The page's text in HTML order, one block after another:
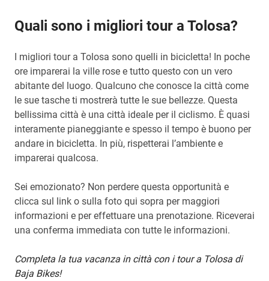
Quali sono i migliori tour a Tolosa?
I migliori tour a Tolosa sono quelli in bicicletta! In poche
ore imparerai la ville rose e tutto questo con un vero
abitante del luogo. Qualcuno che conosce la città come
le sue tasche ti mostrerà tutte le sue bellezze. Questa
bellissima città è una città ideale per il ciclismo. È quasi
interamente pianeggiante e spesso il tempo è buono per
andare in bicicletta. In più, rispetterai l’ambiente e
imparerai qualcosa.
Sei emozionato? Non perdere questa opportunità e
clicca sul link o sulla foto qui sopra per maggiori
informazioni e per effettuare una prenotazione. Riceverai
una conferma immediata con tutte le informazioni.
Completa la tua vacanza in città con i tour a Tolosa di
Baja Bikes!